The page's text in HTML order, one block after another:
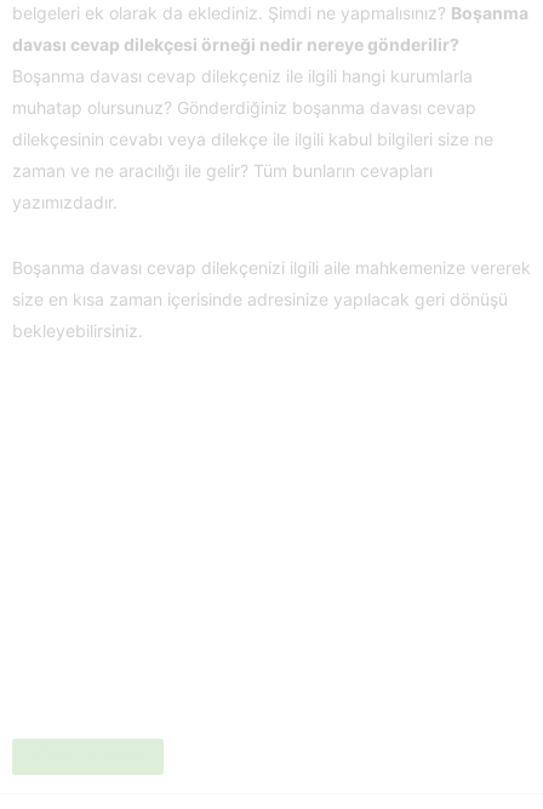
belgeleri ek olarak da eklediniz. Şimdi ne yapmalısınız? Boşanma
davası cevap dilekçesi örneği nedir nereye gönderilir?
Boşanma davası cevap dilekçeniz ile ilgili hangi kurumlarla
muhatap olursunuz? Gönderdiğiniz boşanma davası cevap
dilekçesinin cevabı veya dilekçe ile ilgili kabul bilgileri size ne
zaman ve ne aracılığı ile gelir? Tüm bunların cevapları
yazımızdadır.
Boşanma davası cevap dilekçenizi ilgili aile mahkemenize vererek
size en kısa zaman içerisinde adresinize yapılacak geri dönüşü
bekleyebilirsiniz.